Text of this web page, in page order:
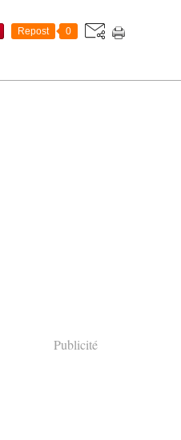
Repost 0
Publicité